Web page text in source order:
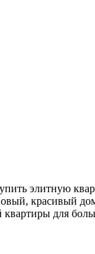
элитную
красивый
квартиры для